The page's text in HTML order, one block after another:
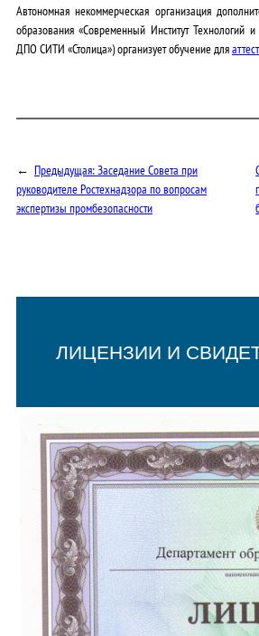
Автономная некоммерческая организация
образования «Современный Институт Технологий
ДПО СИТИ «Столица») организует обучение для
← Предыдущая:Заседание Совета при
руководителе Ростехнадзора по вопросам
экспертизы промбезопасности
ЛИЦЕНЗИИ И